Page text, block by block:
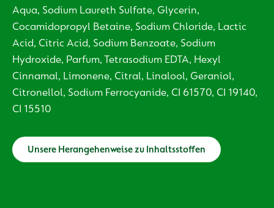
Aqua, Sodium Laureth Sulfate, Glycerin,
Cocamidopropyl Betaine, Sodium Chloride, Lactic
Acid, Citric Acid, Sodium Benzoate, Sodium
Hydroxide, Parfum, Tetrasodium EDTA, Hexyl
Cinnamal, Limonene, Citral, Linalool, Geraniol,
Citronellol, Sodium Ferrocyanide, CI 61570, CI 19140,
CI 15510
Unsere Herangehenweise zu Inhaltsstoffen